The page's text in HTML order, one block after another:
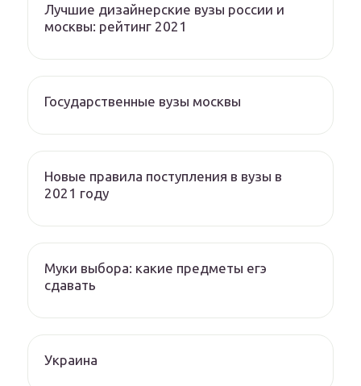
Лучшие дизайнерские вузы россии и
москвы: рейтинг 2021
Государственные вузы москвы
Новые правила поступления в вузы в
2021 году
Муки выбора: какие предметы егэ
сдавать
Украина